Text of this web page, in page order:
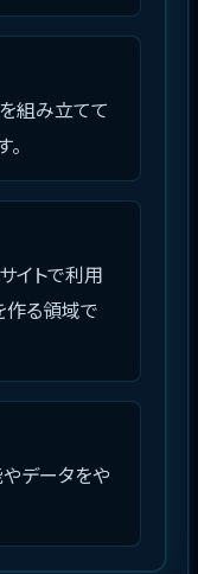
組み立てて
イトで利用
る領域で
データをや